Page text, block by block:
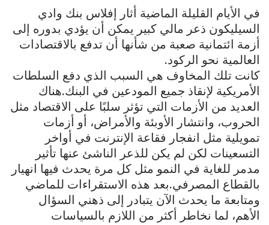
في الأيام القليلة الماضية أثار إفلاس بنك وادي
السيليكون ذعر مالي كبير يمكن أن يؤدي بدوره إلى
أزمة ائتمانية صعبة من شأنها أن تدفع بالاقتصادات
العالمية نحو الركود.
كانت تلك المخاوف هي السبب الذي دفع السلطات
الأمريكية لإنقاذ جميع المودعين في البنك. هناك
العديد من الأزمات التي تؤثر سلبًا على الاقتصاد مثل
الحروب، وانتشار الأوبئة والأمراض، أو أزمات
تمويلية مثل انفجار فقاعة الإنترنت في أواخر
التسعينات لكن لم يكن للذعر الناشئ عنها تأثير
مدمر للغاية في النمو مثل كل مرة يحدث فيها انهيار
بالقطاع المصرفي. بعد هذه الاستقراءات للماضي
ومتابعة ما يحدث الآن يتبادر إلى ذهني السؤال
الأهم، لما نخاطر أكثر من اللازم بالسياسات